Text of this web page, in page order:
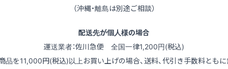
（沖縄・離島は別途ご相談）
配送先が個人様の場合
運送業者：佐川急便 全国一律1,200円(税込)
品を11,000円(税込)以上お買い上げの場合、送料、代引き手数料とも